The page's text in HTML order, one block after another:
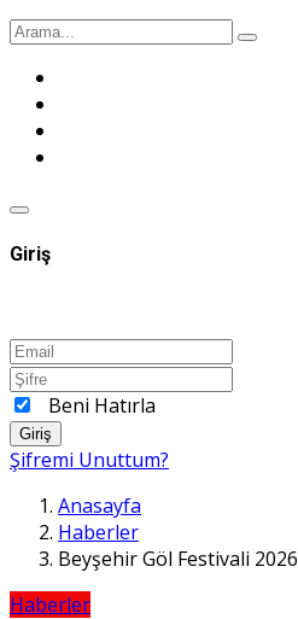
Giriş
Beni Hatırla
Giriş
Şifremi Unuttum?
Anasayfa
Haberler
Beyşehir Göl Festivali 2026
Haberler